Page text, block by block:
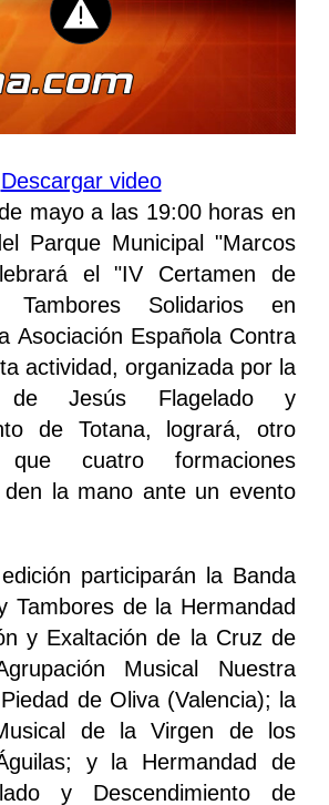
Descargar video
mayo a las 19:00 horas en
Parque Municipal "Marcos
el "IV Certamen de
Solidarios en
Asociación Española Contra
actividad, organizada por la
de Jesús Flagelado y
de Totana, logrará, otro
cuatro formaciones
den la mano ante un evento
participarán la Banda
Tambores de la Hermandad
y Exaltación de la Cruz de
Musical Nuestra
de Oliva (Valencia); la
de la Virgen de los
y la Hermandad de
y Descendimiento de